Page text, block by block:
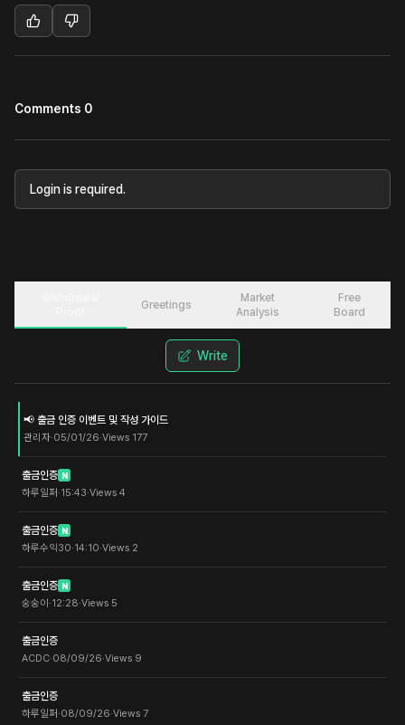
Comments 0
Login is required.
Greetings
Market
Analysis
Free
Board
Write
📢 출금 인증 이벤트 및 작성 가이드
관리자·05/01/26·Views 177
출금인증 N
하루일퍼·15:43·Views 4
출금인증 N
하루수익30·14:10·Views 2
출금인증 N
숭숭이·12:28·Views 5
출금인증
ACDC·08/09/26·Views 9
출금인증
하루일퍼·08/09/26·Views 7